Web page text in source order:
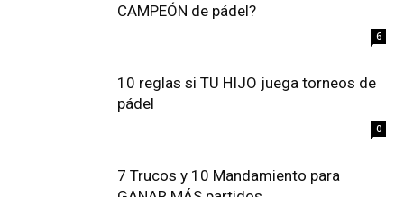
CAMPEÓN de pádel?
6
10 reglas si TU HIJO juega torneos de
pádel
0
7 Trucos y 10 Mandamiento para